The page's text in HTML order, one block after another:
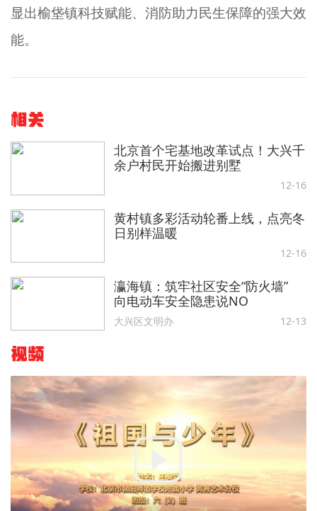
显出榆垡镇科技赋能、消防助力民生保障的强大效
能。
相关
北京首个宅基地改革试点！大兴千
余户村民开始搬进别墅
12-16
黄村镇多彩活动轮番上线，点亮冬
日别样温暖
12-16
瀛海镇：筑牢社区安全“防火墙”
向电动车安全隐患说NO
大兴区文明办 12-13
视频